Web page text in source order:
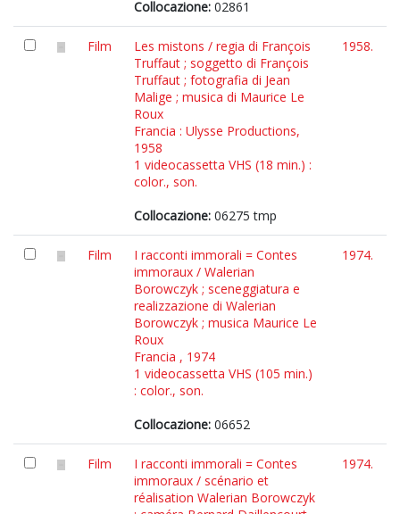
Collocazione: 02861
Film
Les mistons / regia di François
Truffaut ; soggetto di François
Truffaut ; fotografia di Jean
Malige ; musica di Maurice Le
Roux
Francia : Ulysse Productions,
1958
1 videocassetta VHS (18 min.) :
color., son.
Collocazione: 06275 tmp
1958.
Film
I racconti immorali = Contes
immoraux / Walerian
Borowczyk ; sceneggiatura e
realizzazione di Walerian
Borowczyk ; musica Maurice Le
Roux
Francia , 1974
1 videocassetta VHS (105 min.)
: color., son.
Collocazione: 06652
1974.
Film
I racconti immorali = Contes
immoraux / scénario et
réalisation Walerian Borowczyk
1974.